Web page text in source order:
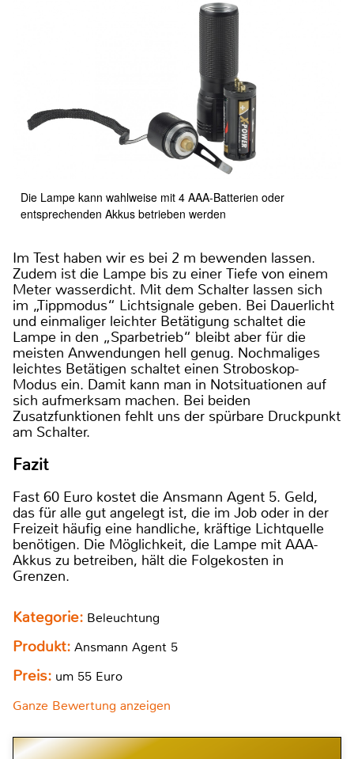
Die Lampe kann wahlweise mit 4 AAA-Batterien oder
entsprechenden Akkus betrieben werden
Im Test haben wir es bei 2 m bewenden lassen.
Zudem ist die Lampe bis zu einer Tiefe von einem
Meter wasserdicht. Mit dem Schalter lassen sich
im „Tippmodus“ Lichtsignale geben. Bei Dauerlicht
und einmaliger leichter Betätigung schaltet die
Lampe in den „Sparbetrieb“ bleibt aber für die
meisten Anwendungen hell genug. Nochmaliges
leichtes Betätigen schaltet einen Stroboskop-
Modus ein. Damit kann man in Notsituationen auf
sich aufmerksam machen. Bei beiden
Zusatzfunktionen fehlt uns der spürbare Druckpunkt
am Schalter.
Fazit
Fast 60 Euro kostet die Ansmann Agent 5. Geld,
das für alle gut angelegt ist, die im Job oder in der
Freizeit häufig eine handliche, kräftige Lichtquelle
benötigen. Die Möglichkeit, die Lampe mit AAA-
Akkus zu betreiben, hält die Folgekosten in
Grenzen.
Kategorie: Beleuchtung
Produkt: Ansmann Agent 5
Preis: um 55 Euro
Ganze Bewertung anzeigen